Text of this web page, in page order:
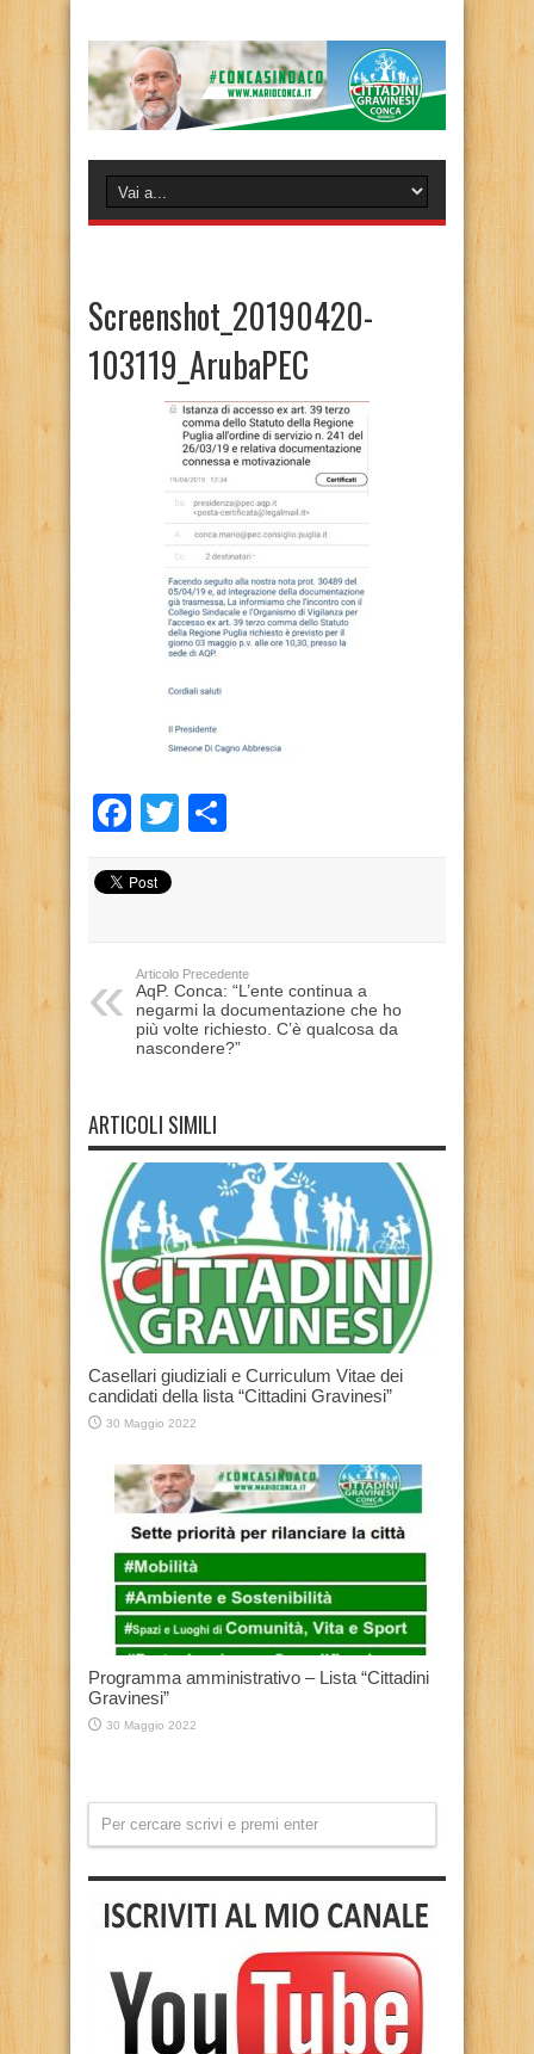
Screenshot_20190420-
103119_ArubaPEC
Facebook
Twitter
Articolo Precedente
AqP. Conca: “L’ente continua a
negarmi la documentazione che ho
più volte richiesto. C’è qualcosa da
nascondere?”
ARTICOLI SIMILI
Casellari giudiziali e Curriculum Vitae dei
candidati della lista “Cittadini Gravinesi”
30 Maggio 2022
Programma amministrativo – Lista “Cittadini
Gravinesi”
30 Maggio 2022